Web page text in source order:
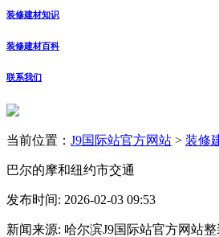
装修建材知识
装修建材百科
联系我们
当前位置： J9国际站官方网站 > 装修
巴尔的摩和纽约市交通
发布时间: 2026-02-03 09:53
新闻来源: 哈尔滨J9国际站官方网站整